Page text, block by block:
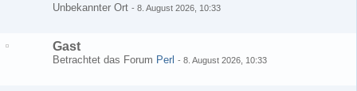
Unbekannter Ort - 8. August 2026, 10:33
Gast
Betrachtet das Forum Perl - 8. August 2026, 10:33